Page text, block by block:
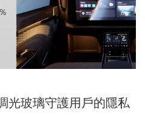
光玻璃守護用戶的隱私